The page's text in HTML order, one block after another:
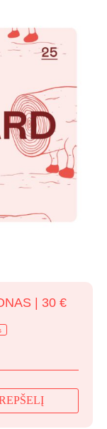
options
may
on
the
product
page
| 30 €